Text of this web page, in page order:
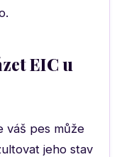
EIC u
váš pes může
jeho stav